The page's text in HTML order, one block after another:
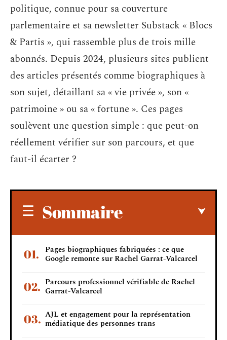
politique, connue pour sa couverture
parlementaire et sa newsletter Substack « Blocs
& Partis », qui rassemble plus de trois mille
abonnés. Depuis 2024, plusieurs sites publient
des articles présentés comme biographiques à
son sujet, détaillant sa « vie privée », son «
patrimoine » ou sa « fortune ». Ces pages
soulèvent une question simple : que peut-on
réellement vérifier sur son parcours, et que
faut-il écarter ?
Sommaire
Pages biographiques fabriquées : ce que
Google remonte sur Rachel Garrat-Valcarcel
Parcours professionnel vérifiable de Rachel
Garrat-Valcarcel
AJL et engagement pour la représentation
médiatique des personnes trans